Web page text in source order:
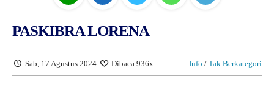
PASKIBRA LORENA
Sab, 17 Agustus 2024 Dibaca 936x Info / Tak Berkategori